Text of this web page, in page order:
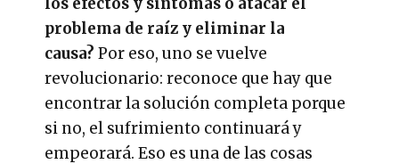
problema de raíz y eliminar la
causa? Por eso, uno se vuelve
revolucionario: reconoce que hay que
encontrar la solución completa porque
si no, el sufrimiento continuará y
empeorará. Eso es una de las cosas